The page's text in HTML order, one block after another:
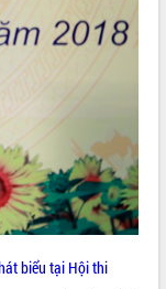
biểu tại Hội thi